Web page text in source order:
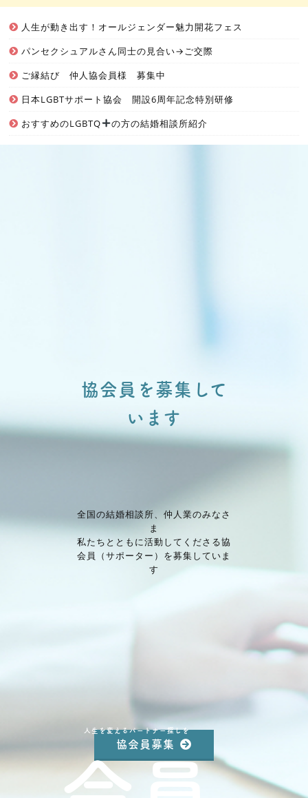
人生が動き出す！オールジェンダー魅力開花フェス
パンセクシュアルさん同士の見合い→ご交際
ご縁結び 仲人協会員様 募集中
日本LGBTサポート協会 開設6周年記念特別研修
おすすめのLGBTQ
の方の結婚相談所紹介
協会員を募集して
います
全国の結婚相談所、仲⼈業のみなさ
ま
私たちとともに活動してくださる協
会員（サポーター）を募集していま
す
協会員募集
人生を変えるパートナー探しを